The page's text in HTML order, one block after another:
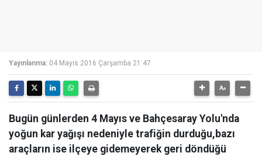
Yayınlanma: 04 Mayıs 2016 Çarşamba 21:47
Bugün günlerden 4 Mayıs ve Bahçesaray Yolu'nda
yoğun kar yağışı nedeniyle trafiğin durduğu,bazı
araçların ise ilçeye gidemeyerek geri döndüğü